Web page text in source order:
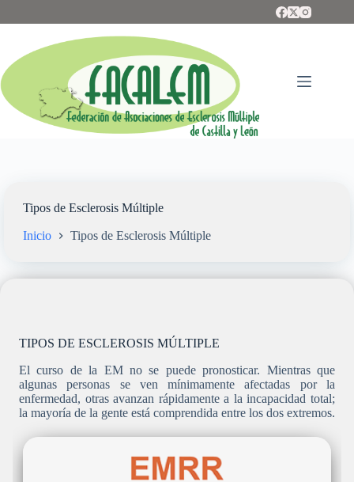
Tipos de Esclerosis Múltiple
Inicio Tipos de Esclerosis Múltiple
TIPOS DE ESCLEROSIS MÚLTIPLE
El curso de la EM no se puede pronosticar. Mientras que
algunas personas se ven mínimamente afectadas por la
enfermedad, otras avanzan rápidamente a la incapacidad total;
la mayoría de la gente está comprendida entre los dos extremos.